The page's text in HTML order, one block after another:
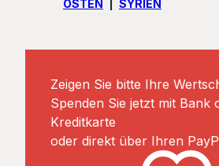
OSTEN
SYRIEN
Zeigen Sie bitte Ihre
Spenden Sie jetzt mit Bank
Kreditkarte
oder direkt über Ihren